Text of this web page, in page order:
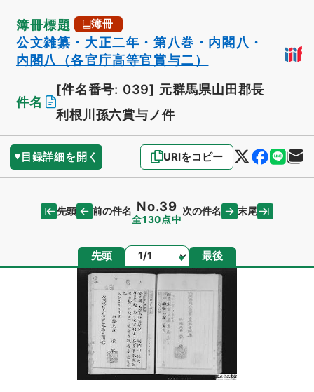
簿冊標題 簿冊
公文雑纂・大正二年・第八巻・内閣八・
内閣八（各官庁高等官賞与二）
件名
[件名番号: 039] 元群馬県山田郡長
利根川孫六賞与ノ件
目録詳細を開く URIをコピー
先頭 前の件名 No.39
全130点中
次の件名 末尾
先頭 ページ 最後